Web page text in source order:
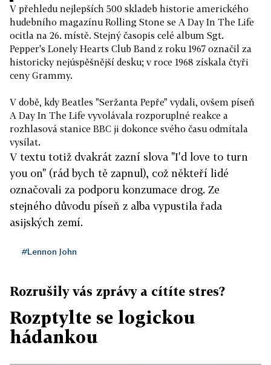
V přehledu nejlepších 500 skladeb historie amerického
hudebního magazínu Rolling Stone se A Day In The Life
ocitla na 26. místě. Stejný časopis celé album Sgt.
Pepper's Lonely Hearts Club Band z roku 1967 označil za
historicky nejúspěšnější desku; v roce 1968 získala čtyři
ceny Grammy.
V době, kdy Beatles "Seržanta Pepře" vydali, ovšem píseň
A Day In The Life vyvolávala rozporuplné reakce a
rozhlasová stanice BBC ji dokonce svého času odmítala
vysílat.
V textu totiž dvakrát zazní slova "I'd love to turn
you on" (rád bych tě zapnul), což někteří lidé
označovali za podporu konzumace drog. Ze
stejného důvodu píseň z alba vypustila řada
asijských zemí.
#Lennon John
Rozrušily vás zprávy a cítíte stres?
Rozptylte se logickou
hádankou